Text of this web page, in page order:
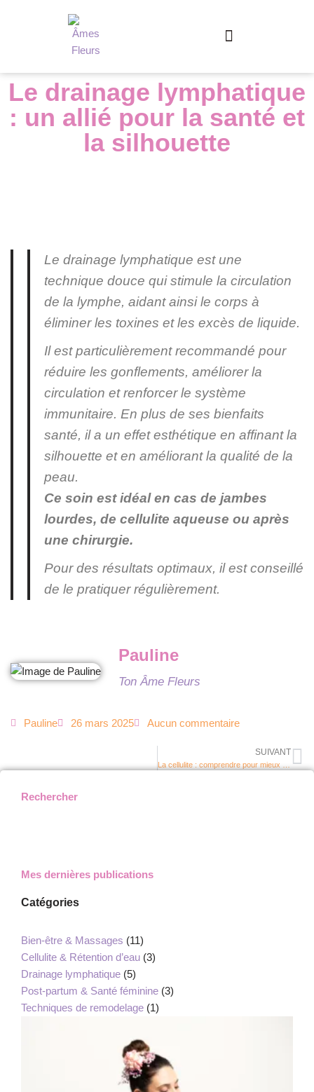
contenu
Le drainage lymphatique
: un allié pour la santé et
la silhouette
Le drainage lymphatique est une
technique douce qui stimule la circulation
de la lymphe, aidant ainsi le corps à
éliminer les toxines et les excès de liquide.
Il est particulièrement recommandé pour
réduire les gonflements, améliorer la
circulation et renforcer le système
immunitaire. En plus de ses bienfaits
santé, il a un effet esthétique en affinant la
silhouette et en améliorant la qualité de la
peau.
Ce soin est idéal en cas de jambes
lourdes, de cellulite aqueuse ou après
une chirurgie.
Pour des résultats optimaux, il est conseillé
de le pratiquer régulièrement.
Pauline
Ton Âme Fleurs
Pauline 26 mars 2025 Aucun commentaire
SUIVANT
Rechercher
Mes dernières publications
Catégories
Bien-être & Massages (11)
Cellulite & Rétention d’eau (3)
Drainage lymphatique (5)
Post-partum & Santé féminine (3)
Techniques de remodelage (1)